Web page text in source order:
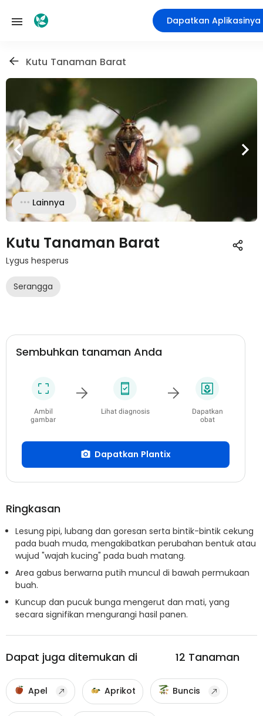
Dapatkan Aplikasinya
Kutu Tanaman Barat
Lainnya
Kutu Tanaman Barat
Lygus hesperus
Serangga
Sembuhkan tanaman Anda
Ambil
gambar
Lihat diagnosis
Dapatkan
obat
Dapatkan Plantix
Ringkasan
Lesung pipi, lubang dan goresan serta bintik-bintik cekung
pada buah muda, mengakibatkan perubahan bentuk atau
wujud "wajah kucing" pada buah matang.
Area gabus berwarna putih muncul di bawah permukaan
buah.
Kuncup dan pucuk bunga mengerut dan mati, yang
secara signifikan mengurangi hasil panen.
Dapat juga ditemukan di 12 Tanaman
Apel Aprikot Buncis